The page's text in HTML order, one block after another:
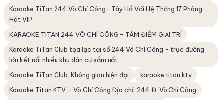
Karaoke TiTan 244 Võ Chí Công- Tây Hồ Với Hệ Thống 17 Phòng
Hát VIP
KARAOKE TITAN 244 VÕ CHÍ CÔNG– TÂM ĐIỂM GIẢI TRÍ
Karaoke TiTan Club tọa lạc tại số 244 Võ Chí Công - trục đường
lớn kết nối nhiều khu dân cư sầm uất
Karaoke TiTan Club: Không gian hiện đại
karaoke titan ktv
Karaoke Titan KTV - Võ Chí Công Địa chỉ: 244 Đ. Võ Chí Công